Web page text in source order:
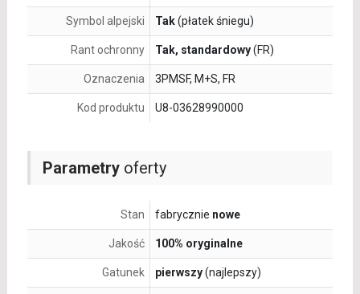
Parametryoferty
Stan fabrycznie nowe
Jakość 100% oryginalne
Gatunek pierwszy(najlepszy)
Symbol alpejski Tak(płatek śniegu)
Rant ochronny Tak, standardowy(FR)
Oznaczenia 3PMSF, M+S, FR
Kod produktu U8-03628990000